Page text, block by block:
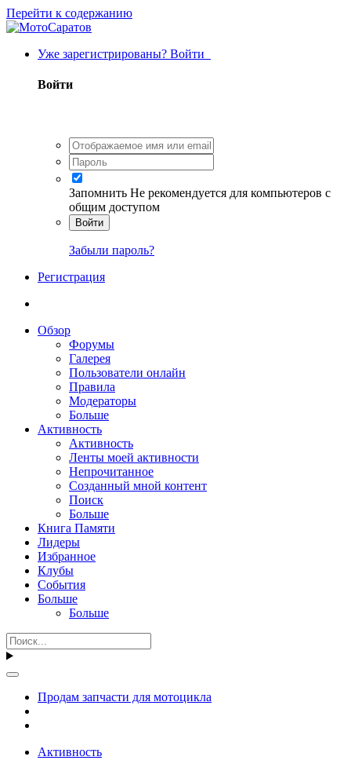
Перейти к содержанию
Уже зарегистрированы? Войти
Войти
Запомнить Не рекомендуется для компьютеров с
общим доступом
Войти
Забыли пароль?
Регистрация
Обзор
Форумы
Галерея
Пользователи онлайн
Правила
Модераторы
Больше
Активность
Активность
Ленты моей активности
Непрочитанное
Созданный мной контент
Поиск
Больше
Книга Памяти
Лидеры
Избранное
Клубы
События
Больше
Больше
Продам запчасти для мотоцикла
Активность